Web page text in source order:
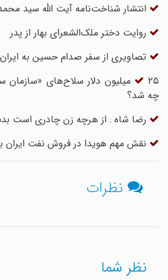
انتشار شناخت‌نامه آیت الله سید
روایت دختر ملک‌الشعرای بهار از پدر
تصاویری از سفر صدام حسین به ایران
۲۵ میلیون دلار سلاح‌های «سازمان
چه شد؟
رضا شاه : از هرچه زن چادری است بدم
نقش مهم هویدا در فروش نفت ایران به
نظرات
نظر شما